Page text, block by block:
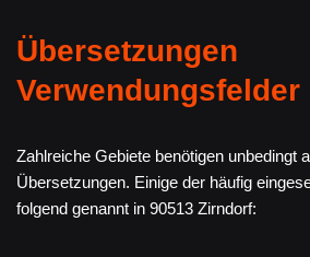
Übersetzungen
Verwendungsfelder
Zahlreiche Gebiete benötigen unbedingt
Übersetzungen. Einige der häufig
folgend genannt in 90513 Zirndorf: